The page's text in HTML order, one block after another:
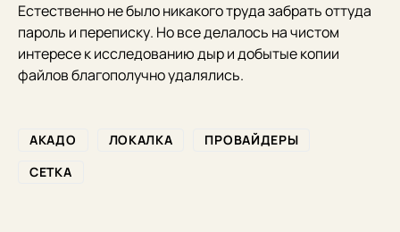
Естественно не было никакого труда забрать оттуда
пароль и переписку. Но все делалось на чистом
интересе к исследованию дыр и добытые копии
файлов благополучно удалялись.
АКАДО ЛОКАЛКА
ПРОВАЙДЕРЫ
СЕТКА